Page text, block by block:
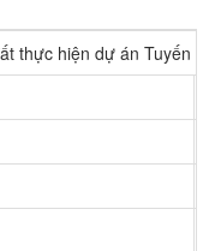
thực hiện dự án Tuyến